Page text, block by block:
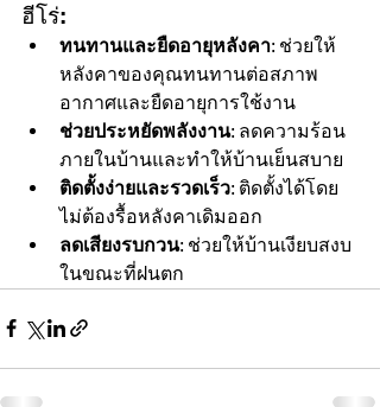
ฮีโร่:
ทนทานและยืดอายุหลังคา: ช่วยให้
หลังคาของคุณทนทานต่อสภาพ
อากาศและยืดอายุการใช้งาน
ช่วยประหยัดพลังงาน: ลดความร้อน
ภายในบ้านและทำให้บ้านเย็นสบาย
ติดตั้งง่ายและรวดเร็ว: ติดตั้งได้โดย
ไม่ต้องรื้อหลังคาเดิมออก
ลดเสียงรบกวน: ช่วยให้บ้านเงียบสงบ
ในขณะที่ฝนตก